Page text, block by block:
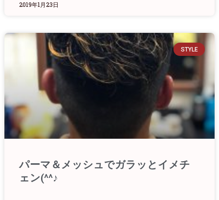
2019年1月23日
STYLE
パーマ＆メッシュでガラッとイメチ
ェン(^^♪